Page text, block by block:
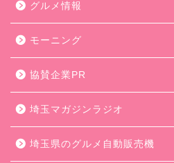
グルメ情報
モーニング
協賛企業PR
埼玉マガジンラジオ
埼玉県のグルメ自動販売機